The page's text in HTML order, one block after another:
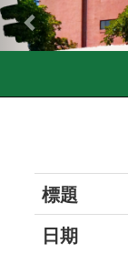
標題
日期